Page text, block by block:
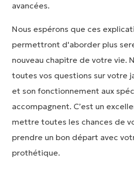
avancées.
Nous espérons que ces
permettront d'aborder plus
nouveau chapitre de votre vie.
toutes vos questions sur votre
et son fonctionnement aux
accompagnent. C’est un
mettre toutes les chances de
prendre un bon départ avec
prothétique.